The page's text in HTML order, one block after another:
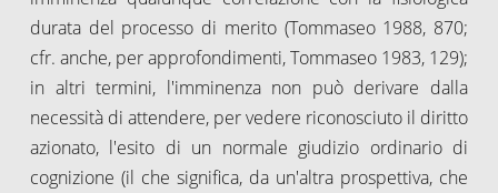
durata del processo di merito (Tommaseo 1988, 870;
cfr. anche, per approfondimenti, Tommaseo 1983, 129);
in altri termini, l'imminenza non può derivare dalla
necessità di attendere, per vedere riconosciuto il diritto
azionato, l'esito di un normale giudizio ordinario di
cognizione (il che significa, da un'altra prospettiva, che